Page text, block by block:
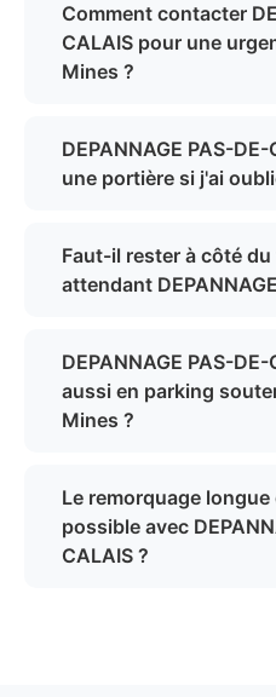
Comment contacter
CALAIS pour une
Mines ?
DEPANNAGE PAS-
une portière si j'ai
Faut-il rester à côté
attendant
DEPANNAGE PAS-
aussi en parking
Mines ?
Le remorquage
possible avec
CALAIS ?